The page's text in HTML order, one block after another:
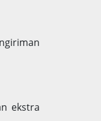
ekstra